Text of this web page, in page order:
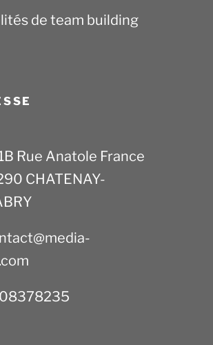
de team building
Rue Anatole France
CHATENAY-